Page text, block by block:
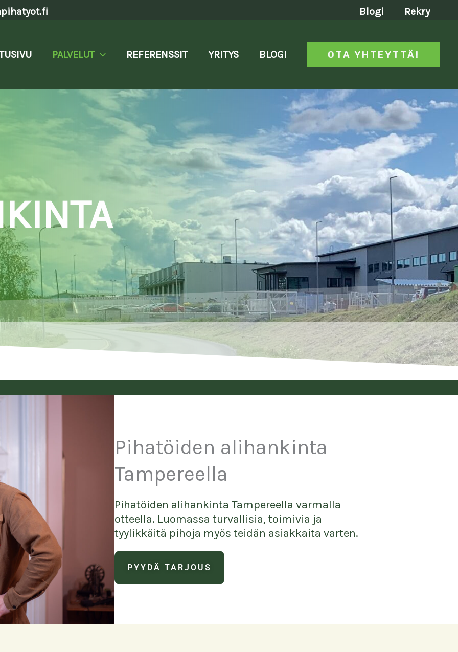
Blogi Rekry
PALVELUT REFERENSSIT YRITYS BLOGI OTA YHTEYTTÄ!
Pihatöiden alihankinta
Tampereella
Pihatöiden alihankinta Tampereella varmalla
otteella. Luomassa turvallisia, toimivia ja
tyylikkäitä pihoja myös teidän asiakkaita varten.
PYYDÄ TARJOUS